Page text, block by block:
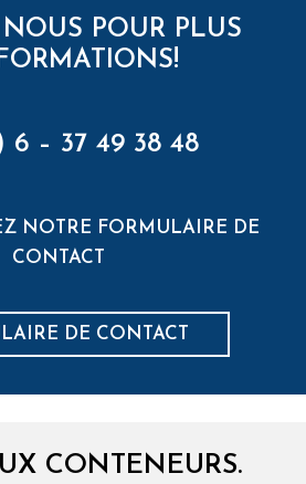
POUR PLUS
6 – 37 49 38 48
NOTRE FORMULAIRE DE
CONTACT
DE CONTACT
CONTENEURS.